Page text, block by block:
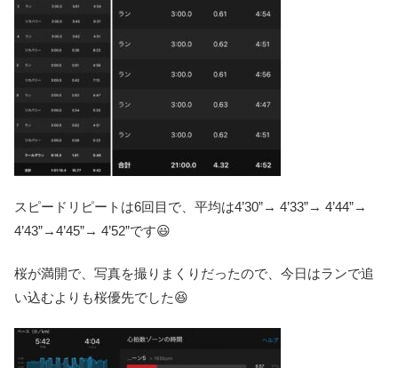
スピードリピートは6回目で、平均は4’30”→ 4’33”→ 4’44”→
4’43”→4’45”→ 4’52”です😃
桜が満開で、写真を撮りまくりだったので、今日はランで追
い込むよりも桜優先でした😆